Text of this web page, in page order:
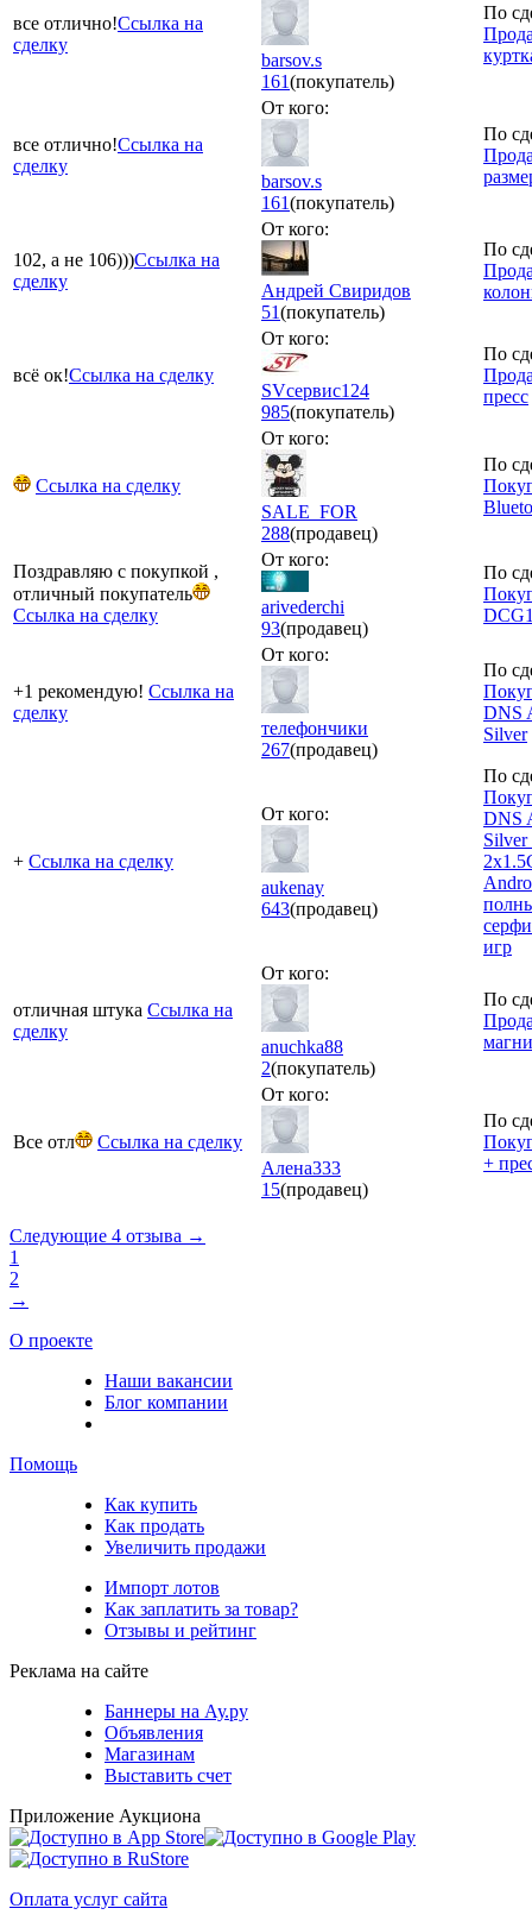
все отлично!Ссылка на
сделку
barsov.s
161(покупатель)
По
все отлично!Ссылка на
сделку
От кого:
barsov.s
161(покупатель)
По
102, а не 106)))Ссылка на
сделку
От кого:
Андрей Свиридов
51(покупатель)
По
всё ок!Ссылка на сделку
От кого:
SVсервис124
985(покупатель)
По
пресс
Ссылка на сделку
От кого:
SALE_FOR
288(продавец)
По
Поздравляю с покупкой ,
отличный покупатель
Ссылка на сделку
От кого:
arivederchi
93(продавец)
По
+1 рекомендую! Ссылка на
сделку
От кого:
телефончики
267(продавец)
По
DNS
Silver
+ Ссылка на сделку
От кого:
aukenay
643(продавец)
По
DNS
Silver
игр
отличная штука Ссылка на
сделку
От кого:
anuchka88
2(покупатель)
По
Все отл Ссылка на сделку
От кого:
Алена333
15(продавец)
По
+
Следующие 4 отзыва →
1
2
→
О проекте
Наши вакансии
Блог компании
Помощь
Как купить
Как продать
Увеличить продажи
Импорт лотов
Как заплатить за товар?
Отзывы и рейтинг
Реклама на сайте
Баннеры на Ау.ру
Объявления
Магазинам
Выставить счет
Приложение Аукциона
Оплата услуг сайта